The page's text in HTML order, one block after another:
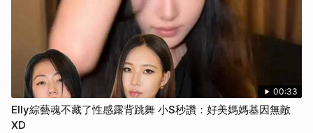
00:33
Elly綜藝魂不藏了性感露背跳舞 小S秒讚：好美媽媽基因無敵
XD